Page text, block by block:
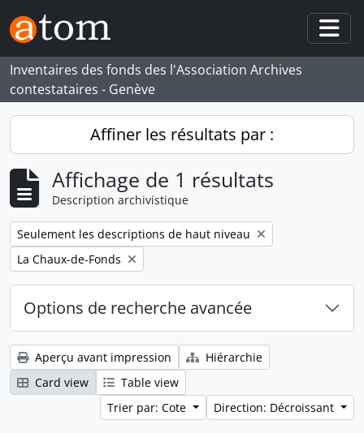
Skip to main content
Inventaires des fonds des l'Association Archives
contestataires - Genève
Affiner les résultats par :
Affichage de 1 résultats
Description archivistique
Remove filter:
Seulement les descriptions de haut niveau
Remove filter:
La Chaux-de-Fonds
Options de recherche avancée
Aperçu avant impression
Hiérarchie
Card view
Table view
Trier par: Cote
Direction: Décroissant